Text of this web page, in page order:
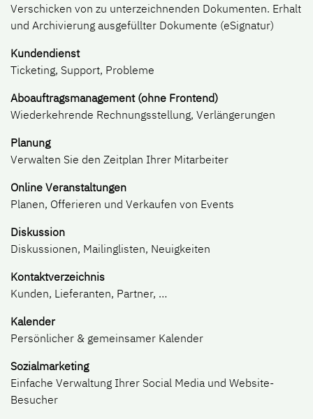
Verschicken von zu unterzeichnenden Dokumenten. Erhalt
und Archivierung ausgefüllter Dokumente (eSignatur)
Kundendienst
Ticketing, Support, Probleme
Aboauftragsmanagement (ohne Frontend)
Wiederkehrende Rechnungsstellung, Verlängerungen
Planung
Verwalten Sie den Zeitplan Ihrer Mitarbeiter
Online Veranstaltungen
Planen, Offerieren und Verkaufen von Events
Diskussion
Diskussionen, Mailinglisten, Neuigkeiten
Kontaktverzeichnis
Kunden, Lieferanten, Partner, …
Kalender
Persönlicher & gemeinsamer Kalender
Sozialmarketing
Einfache Verwaltung Ihrer Social Media und Website-
Besucher